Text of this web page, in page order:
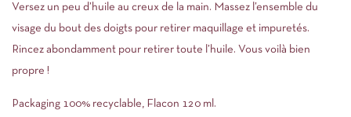
Versez un peu d’huile au creux de la main. Massez l’ensemble du
visage du bout des doigts pour retirer maquillage et impuretés.
Rincez abondamment pour retirer toute l’huile. Vous voilà bien
propre !
Packaging 100% recyclable, Flacon 120 ml.